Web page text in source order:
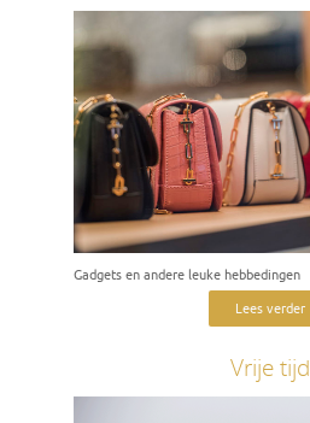
Gadgets en andere leuke hebbedingen
Lees verder
Vrije tijd